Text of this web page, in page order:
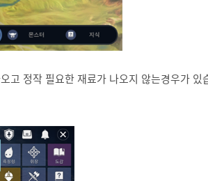
고 정작 필요한 재료가 나오지 않는경우가 있